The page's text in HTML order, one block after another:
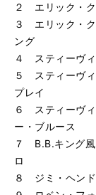
２ エリック・ク
３ エリック・ク
ング
４ スティーヴィ
５ スティーヴィ
プレイ
６ スティーヴィ
ー・ブルース
７ B.B.キング風
ロ
８ ジミ・ヘンド